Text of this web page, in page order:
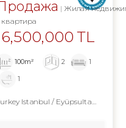
Жилая
квартира
TL
100m² 2
1
1
Turkey Istanbul / Eyüpsultan